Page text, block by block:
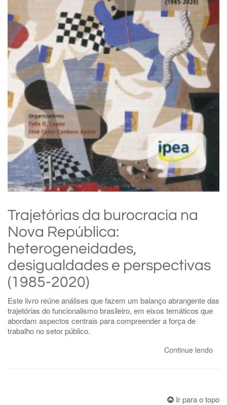
Trajetórias da burocracia na
Nova República:
heterogeneidades,
desigualdades e perspectivas
(1985-2020)
Este livro reúne análises que fazem um balanço abrangente das
trajetórias do funcionalismo brasileiro, em eixos temáticos que
abordam aspectos centrais para compreender a força de
trabalho no setor público.
Continue lendo
Ir para o topo